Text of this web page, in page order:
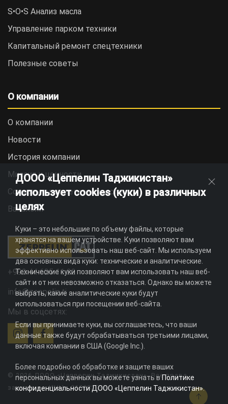
S•O•S Анализ масла
Управление парком техники
Капитальный ремонт спецтехники
Полезные советы
О компании
О компании
Новости
История компании
Миссия и ценности
Социальная ответственность
Вакансии
+992 44 625 11 22
info@zeppelin.tj
Мы в соцсетях:
© 2026 ДООО «Цеппелин Таджикистан». Все права
защищены. ИНН - 010082996
ДООО «Цеппелин Таджикистан»
использует cookies (куки) в различных
целях
Куки – это небольшие по объему файлы, которые
хранятся на вашем устройстве. Куки позволяют вам
эффективно использовать наш веб-сайт. Мы используем
два основных вида куки: технические и аналитические.
Технические куки позволяют вам использовать наш веб-
сайт и от них невозможно отказаться. Однако вы можете
выбрать, какие аналитические куки будут
использоваться при посещении веб-сайта.
Если вы принимаете куки, вы соглашаетесь, что ваши
данные также будут обрабатываться третьими лицами,
включая компании в США (Google Inc.).
Более подробно об обработке и защите ваших
персональных данных вы можете узнать вПолитике
конфиденциальности ДООО «Цеппелин Таджикистан».